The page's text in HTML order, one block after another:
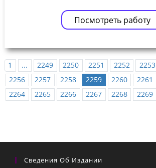
Посмотреть работу
1 ... 2249 2250 2251 2252 2253
2256
2257 2258 2259 2260 2261
2264
2265 2266 2267 2268 2269
Сведения Об Издании